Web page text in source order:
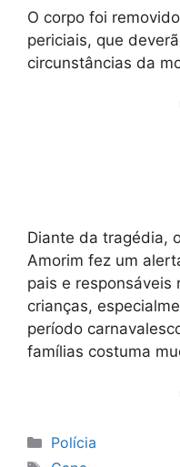
O corpo foi
periciais, que
circunstâncias da
Diante da tragédia,
Amorim fez um
pais e responsáveis
crianças,
período
famílias costuma
Categorias
Polícia